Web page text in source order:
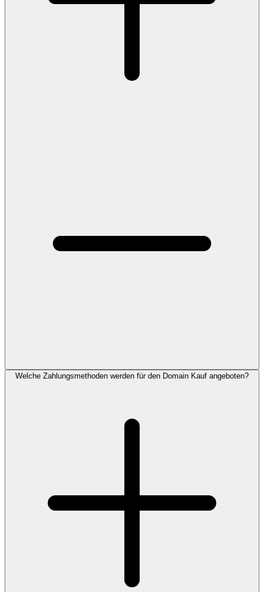
Welche Zahlungsmethoden werden für den Domain Kauf angeboten?